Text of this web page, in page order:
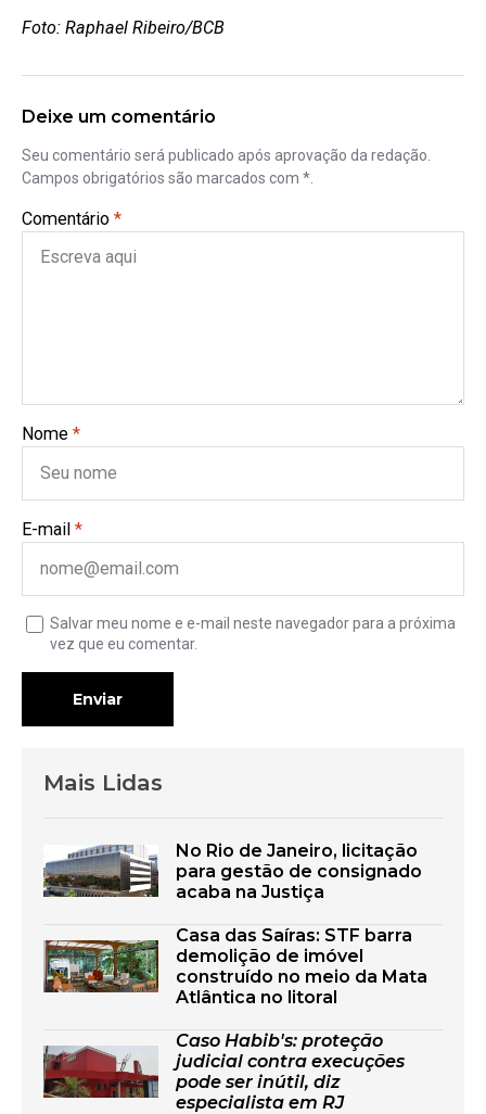
Foto: Raphael Ribeiro/BCB
Deixe um comentário
Seu comentário será publicado após aprovação da redação.
Campos obrigatórios são marcados com *.
Comentário *
Nome *
E-mail *
Salvar meu nome e e-mail neste navegador para a próxima
vez que eu comentar.
Enviar
Mais Lidas
No Rio de Janeiro, licitação
para gestão de consignado
acaba na Justiça
Casa das Saíras: STF barra
demolição de imóvel
construído no meio da Mata
Atlântica no litoral
Caso Habib's: proteção
judicial contra execuções
pode ser inútil, diz
especialista em RJ